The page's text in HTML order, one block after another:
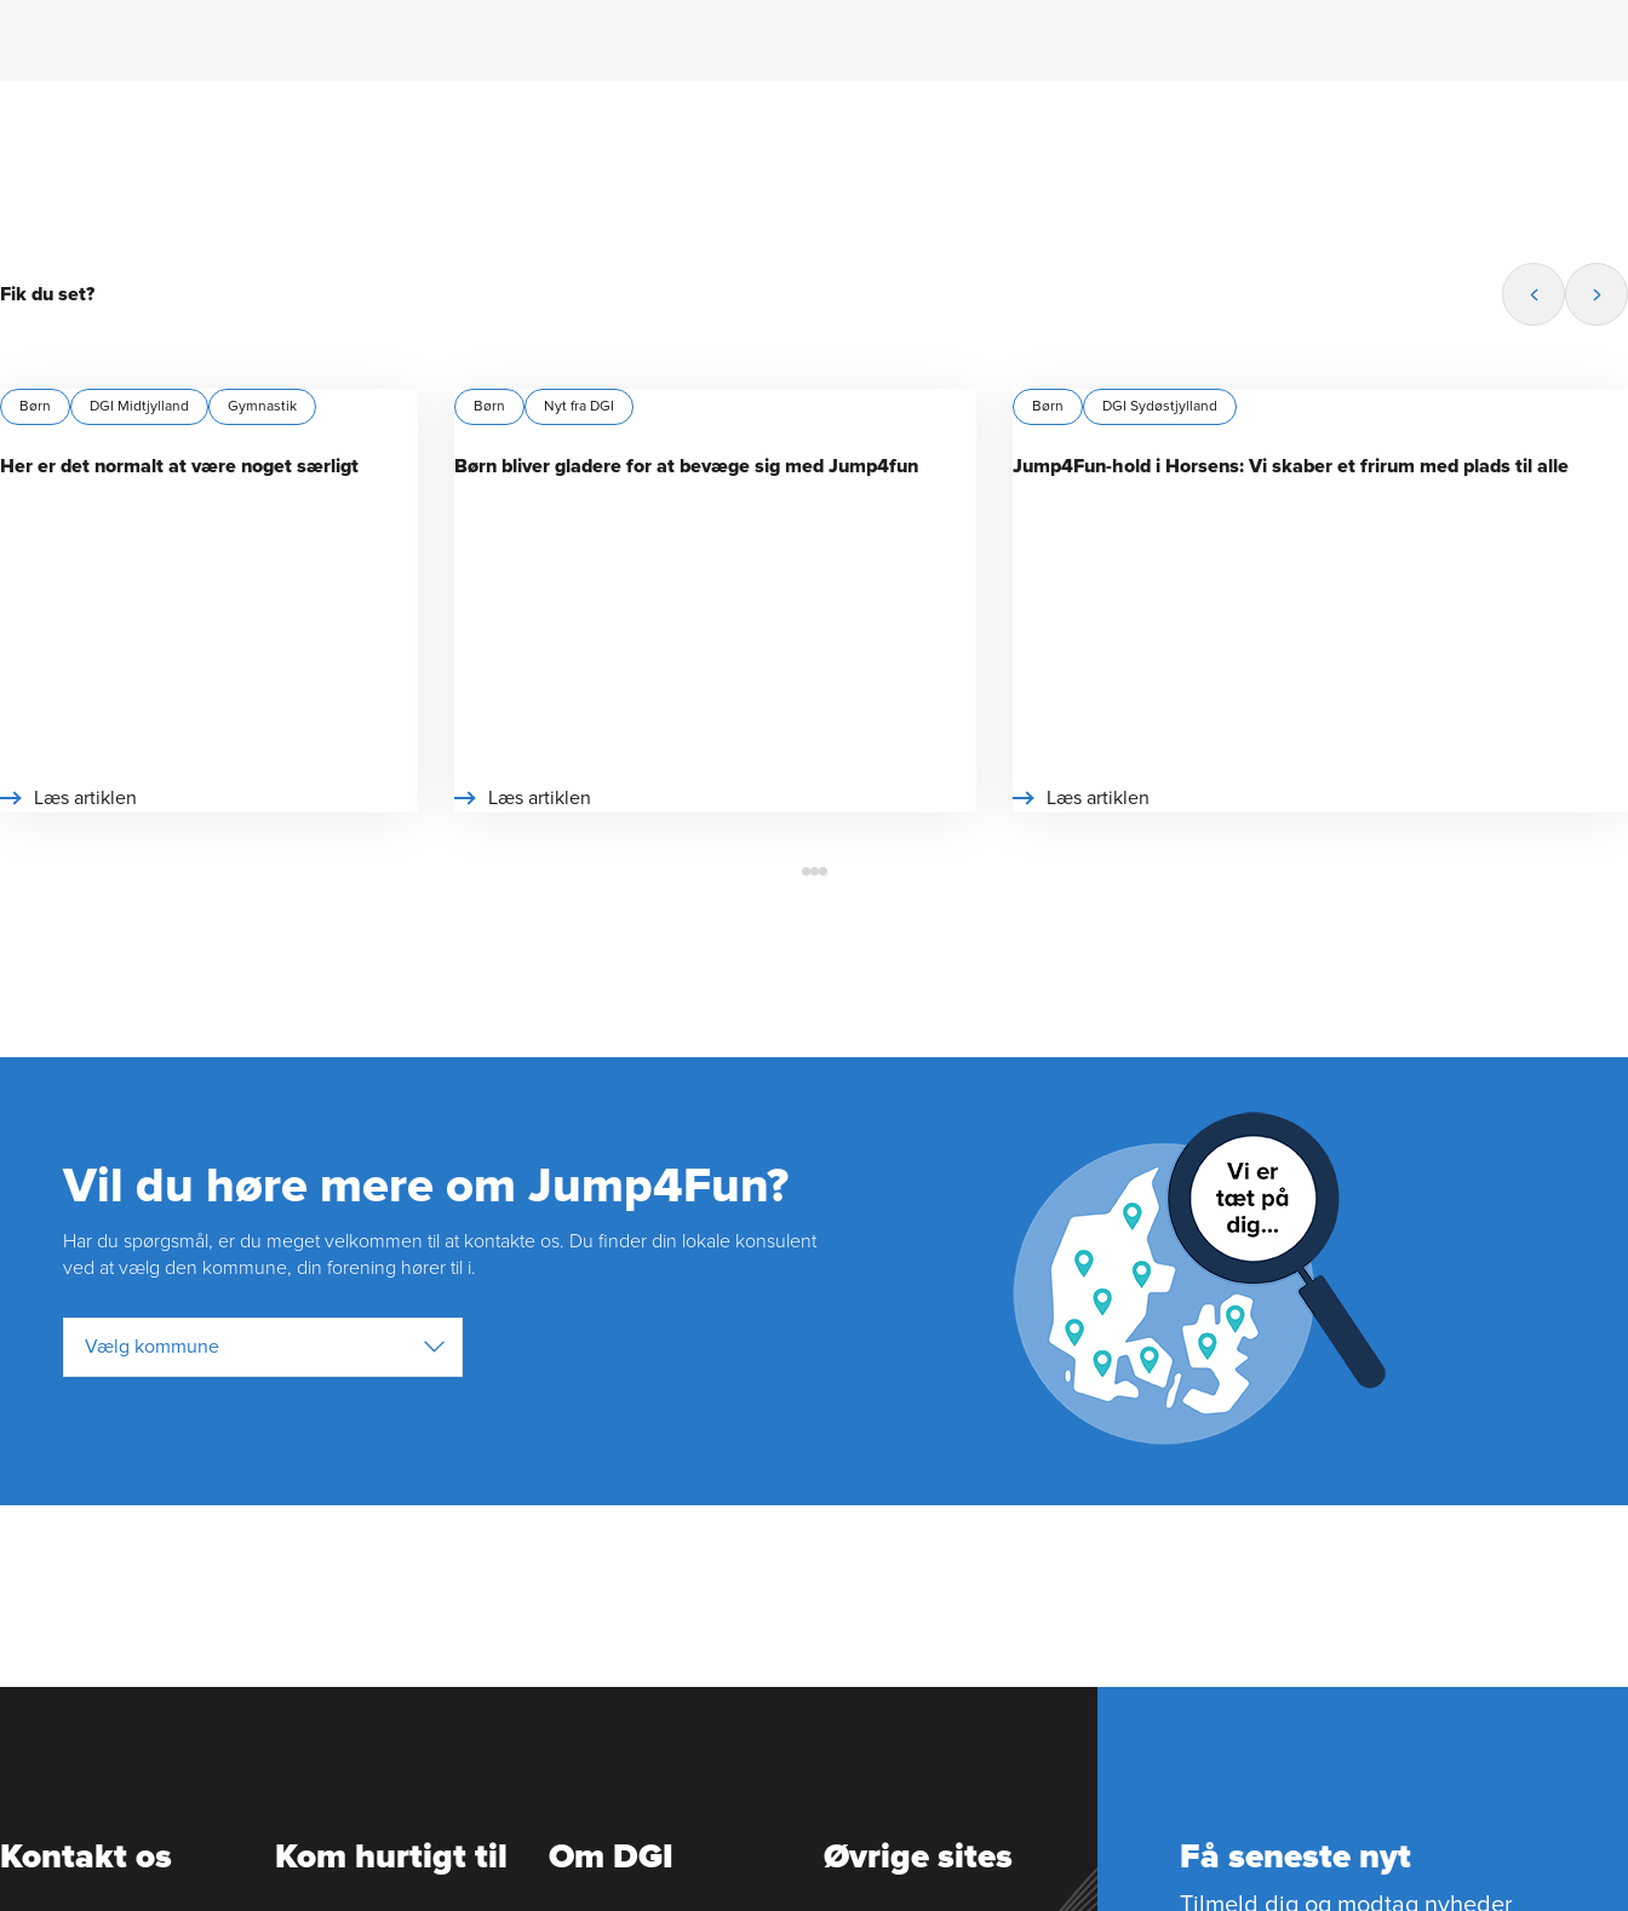
Fik du set?
Børn DGI Midtjylland Gymnastik
Her er det normalt at være noget særligt
Læs artiklen
Børn Nyt fra DGI
Børn bliver gladere for at bevæge sig med Jump4fun
Læs artiklen
Børn DGI Sydøstjylland
Jump4Fun-hold i Horsens: Vi skaber et frirum med plads til alle
Læs artiklen
Vil du høre mere om Jump4Fun?
Har du spørgsmål, er du meget velkommen til at kontakte os. Du finder din lokale konsulent
ved at vælg den kommune, din forening hører til i.
Vælg kommune
Kontakt os Kom hurtigt til Om DGI Øvrige sites Få seneste nyt
Tilmeld dig og modtag nyheder